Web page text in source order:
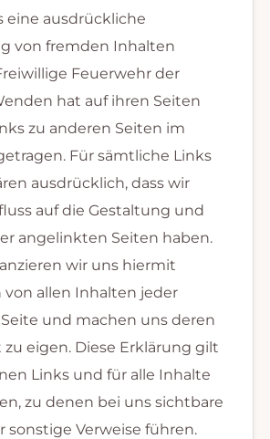
eine ausdrückliche
von fremden Inhalten
Feuerwehr der
hat auf ihren Seiten
zu anderen Seiten im
Für sämtliche Links
ausdrücklich, dass wir
auf die Gestaltung und
angelinkten Seiten haben.
wir uns hiermit
von allen Inhalten jeder
und machen uns deren
eigen. Diese Erklärung gilt
Links und für alle Inhalte
zu denen bei uns sichtbare
sonstige Verweise führen.